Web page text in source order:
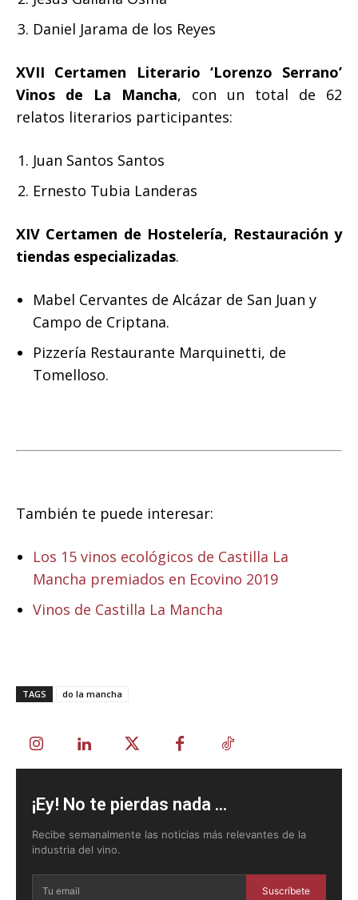
Daniel Jarama de los Reyes
XVII Certamen Literario ‘Lorenzo Serrano’
Vinos de La Mancha, con un total de 62
relatos literarios participantes:
Juan Santos Santos
Ernesto Tubia Landeras
XIV Certamen de Hostelería, Restauración y
tiendas especializadas.
Mabel Cervantes de Alcázar de San Juan y
Campo de Criptana.
Pizzería Restaurante Marquinetti, de
Tomelloso.
También te puede interesar:
Los 15 vinos ecológicos de Castilla La
Mancha premiados en Ecovino 2019
Vinos de Castilla La Mancha
TAGS do la mancha
¡Ey! No te pierdas nada ...
Recibe semanalmente las noticias más relevantes de la
industria del vino.
Suscríbete